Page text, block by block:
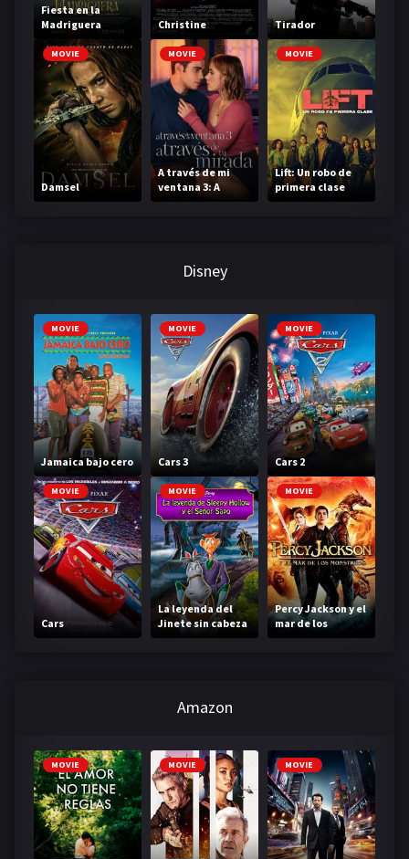
Fiesta en la
Madriguera
Christine Tirador
MOVIE
Damsel
MOVIE
A través de mi
ventana 3: A
través de tu
MOVIE
Lift: Un robo de
primera clase
Disney
MOVIE
Jamaica bajo cero
MOVIE
Cars 3
MOVIE
Cars 2
MOVIE
Cars
MOVIE
La leyenda del
Jinete sin cabeza
MOVIE
Percy Jackson y el
mar de los
monstruos
Amazon
MOVIE MOVIE MOVIE